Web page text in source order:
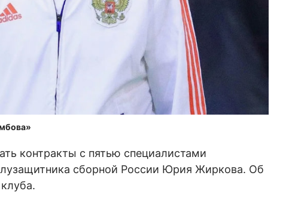
контракты с пятью специалистами
сборной России Юрия Жиркова. Об